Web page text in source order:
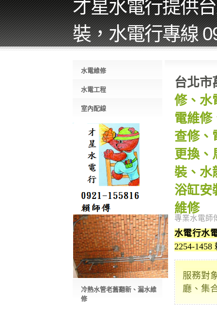
才星水電行提供
裝，水電行專線
水電維修
水電工程
室內配線
冷熱水管老舊翻新、漏水維
修
台北
修、水
電維修
查修、
更換、
裝、水
浴缸安
維修
專業水電師
水電行水
2254-1458
服務對
廳、集